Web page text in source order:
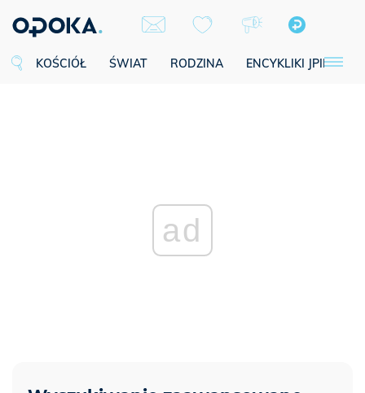
KOŚCIÓŁ ŚWIAT RODZINA ENCYKLIKI JPII
ad